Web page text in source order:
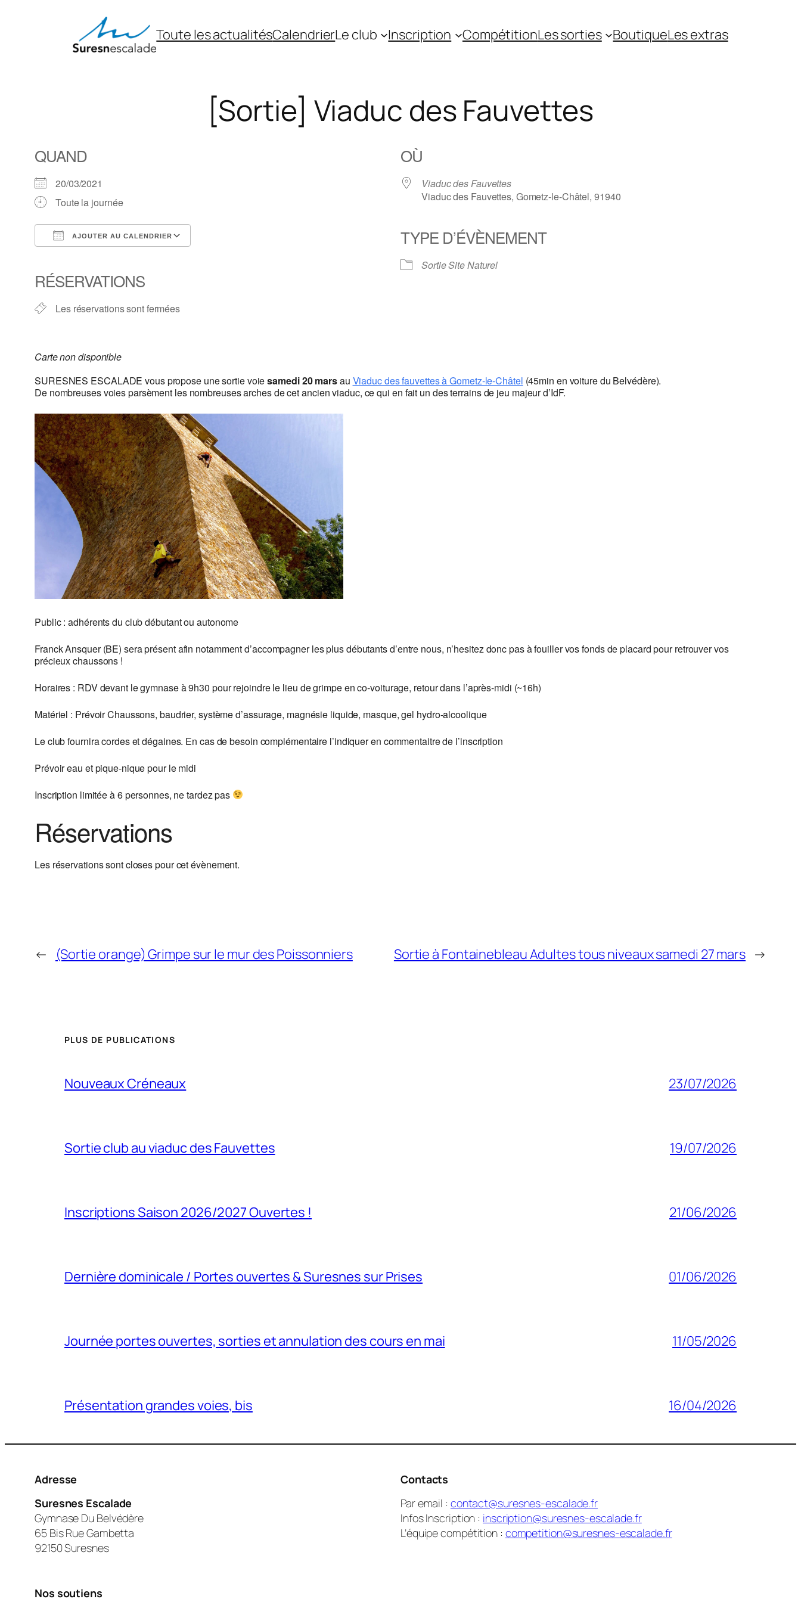
Toute les actualitésCalendrierLe club Inscription CompétitionLes sorties BoutiqueLes extras
[Sortie] Viaduc des Fauvettes
QUAND
20/03/2021
Toute la journée
AJOUTER AU CALENDRIER
RÉSERVATIONS
Les réservations sont fermées
OÙ
Viaduc des Fauvettes
Viaduc des Fauvettes, Gometz-le-Châtel, 91940
TYPE D’ÉVÈNEMENT
Sortie Site Naturel
Carte non disponible
SURESNES ESCALADE vous propose une sortie voiesamedi 20 marsau Viaduc des fauvettes à Gometz-le-Châtel (45min en voiture du Belvédère).
De nombreuses voies parsèment les nombreuses arches de cet ancien viaduc, ce qui en fait un des terrains de jeu majeur d’IdF.
Public : adhérents du club débutant ou autonome
Franck Ansquer (BE) sera présent afin notamment d’accompagner les plus débutants d’entre nous, n’hesitez donc pas à fouiller vos fonds de placard pour retrouver vos
précieux chaussons !
Horaires : RDV devant le gymnase à 9h30 pour rejoindre le lieu de grimpe en co-voiturage, retour dans l’après-midi (~16h)
Matériel : Prévoir Chaussons, baudrier, système d’assurage, magnésie liquide, masque, gel hydro-alcoolique
Le club fournira cordes et dégaines. En cas de besoin complémentaire l’indiquer en commentaitre de l’inscription
Prévoir eau et pique-nique pour le midi
Inscription limitée à 6 personnes, ne tardez pas
Réservations
Les réservations sont closes pour cet évènement.
← (Sortie orange) Grimpe sur le mur des Poissonniers Sortie à Fontainebleau Adultes tous niveaux samedi 27 mars →
PLUS DE PUBLICATIONS
Nouveaux Créneaux 23/07/2026
Sortie club au viaduc des Fauvettes 19/07/2026
Inscriptions Saison 2026/2027 Ouvertes ! 21/06/2026
Dernière dominicale / Portes ouvertes & Suresnes sur Prises 01/06/2026
Journée portes ouvertes, sorties et annulation des cours en mai 11/05/2026
Présentation grandes voies, bis 16/04/2026
Adresse
Suresnes Escalade
Gymnase Du Belvédère
65 Bis Rue Gambetta
92150 Suresnes
Contacts
Par email : contact@suresnes-escalade.fr
Infos Inscription : inscription@suresnes-escalade.fr
L’équipe compétition : competition@suresnes-escalade.fr
Nos soutiens